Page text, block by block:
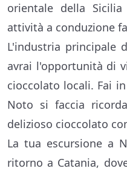
orientale della
attività a conduzione
L'industria principale
avrai l'opportunità di
cioccolato locali. Fai
Noto si faccia
delizioso cioccolato
La tua escursione a
ritorno a Catania,